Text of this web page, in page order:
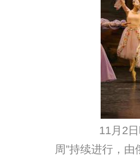
11月2日晚
周”持续进行，